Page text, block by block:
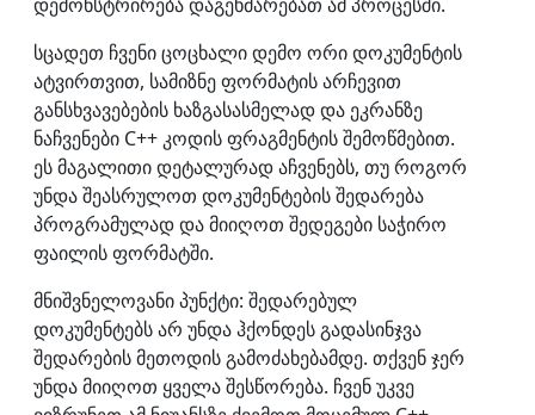
სცადეთ ჩვენი ცოცხალი დემო ორი დოკუმენტის
ატვირთვით, სამიზნე ფორმატის არჩევით
განსხვავებების ხაზგასასმელად და ეკრანზე
ნაჩვენები C++ კოდის ფრაგმენტის შემოწმებით.
ეს მაგალითი დეტალურად აჩვენებს, თუ როგორ
უნდა შეასრულოთ დოკუმენტების შედარება
პროგრამულად და მიიღოთ შედეგები საჭირო
ფაილის ფორმატში.
მნიშვნელოვანი პუნქტი: შედარებულ
დოკუმენტებს არ უნდა ჰქონდეს გადასინჯვა
შედარების მეთოდის გამოძახებამდე. თქვენ ჯერ
უნდა მიიღოთ ყველა შესწორება. ჩვენ უკვე